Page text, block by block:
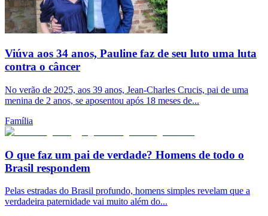
Viúva aos 34 anos, Pauline faz de seu luto uma luta
contra o câncer
No verão de 2025, aos 39 anos, Jean-Charles Crucis, pai de uma
menina de 2 anos, se aposentou após 18 meses de...
Família
O que faz um pai de verdade? Homens de todo o
Brasil respondem
Pelas estradas do Brasil profundo, homens simples revelam que a
verdadeira paternidade vai muito além do...